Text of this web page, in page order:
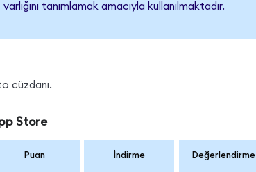
tanımlamak amacıyla kullanılmaktadır.
cüzdanı.
Store
Puan İndirme Değerlendirme